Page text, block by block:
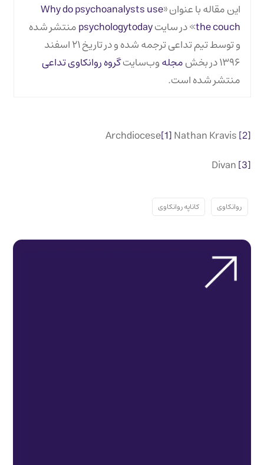
این مقاله با عنوان «Why do psychoanalysts use
the couch» در سایتpsychologytodayمنتشر شده
و توسط تیم تداعی ترجمه شده و در تاریخ ۲۱ اسفند
۱۳۹۶ در بخش
مجلهوب‌سایتگروه روانکاوی تداعی
منتشر شده است.
[2]
[1]Nathan Kravis
[3]
روانکاوی کاناپه روانکاوی